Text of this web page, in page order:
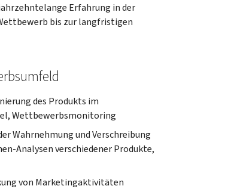
Erfahrung in der
bis zur langfristigen
des Produkts im
Wettbewerbsmonitoring
Wahrnehmung und Verschreibung
Analysen verschiedener Produkte,
von Marketingaktivitäten